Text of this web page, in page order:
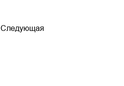
Следующая